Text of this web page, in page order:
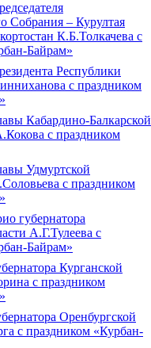
Собрания – Курултая
К.Б.Толкачева с
Байрам»
Республики
с праздником
Кабардино-Балкарской
с праздником
Удмуртской
с праздником
губернатора
А.Г.Тулеева с
Байрам»
Курганской
с праздником
Оренбургской
с праздником «Курбан-